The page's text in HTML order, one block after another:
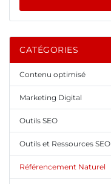
CATÉGORIES
Contenu optimisé
Marketing Digital
Outils SEO
Outils et Ressources SEO
Référencement Naturel